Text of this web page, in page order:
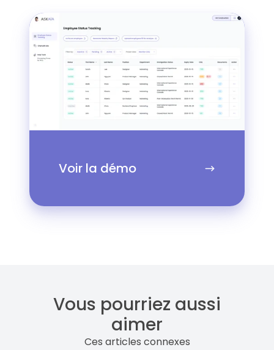
Voir la démo
Voir
la
démo
Vous pourriez aussi
aimer
Ces articles connexes